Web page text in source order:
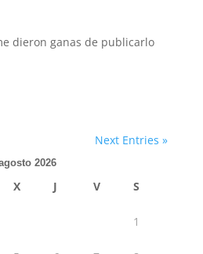
dieron ganas de publicarlo
Next Entries »
2026
X J V S
1